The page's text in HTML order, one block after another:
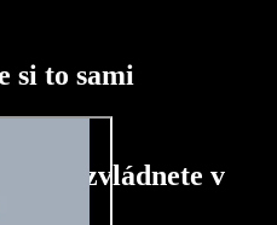
si to sami
čo zvládnete v